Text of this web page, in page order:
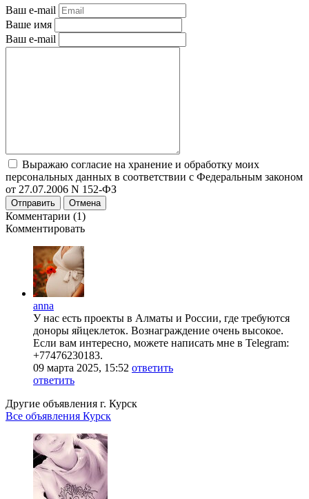
Ваш e-mail
Ваше имя
Ваш e-mail
Выражаю согласие на хранение и обработку моих
персональных данных в соответствии с Федеральным законом
от 27.07.2006 N 152-ФЗ
Отправить Отмена
Комментарии (1)
Комментировать
anna
У нас есть проекты в Алматы и России, где требуются
доноры яйцеклеток. Вознаграждение очень высокое.
Если вам интересно, можете написать мне в Telegram:
+77476230183.
09 марта 2025, 15:52 ответить
ответить
Другие объявления г. Курск
Все объявления Курск